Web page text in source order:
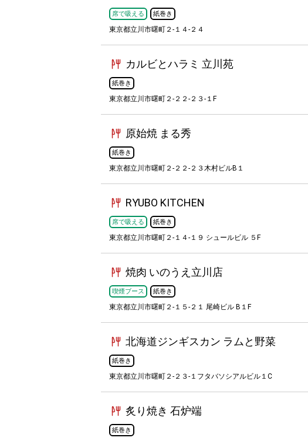
席で吸える 紙巻き
東京都立川市曙町２-１４-２４
カルビとハラミ 立川苑
紙巻き
東京都立川市曙町２-２２-２３-１F
原始焼 まる秀
紙巻き
東京都立川市曙町２-２２-２３木村ビルB１
RYUBO KITCHEN
席で吸える 紙巻き
東京都立川市曙町２-１４-１９ シュールビル ５F
焼肉 いのうえ立川店
喫煙ブース 紙巻き
東京都立川市曙町２-１５-２１ 尾崎ビル B１F
北海道ジンギスカン ラムと野菜
紙巻き
東京都立川市曙町２-２３-１フタバソシアルビル１C
炙り焼き 石炉端
紙巻き